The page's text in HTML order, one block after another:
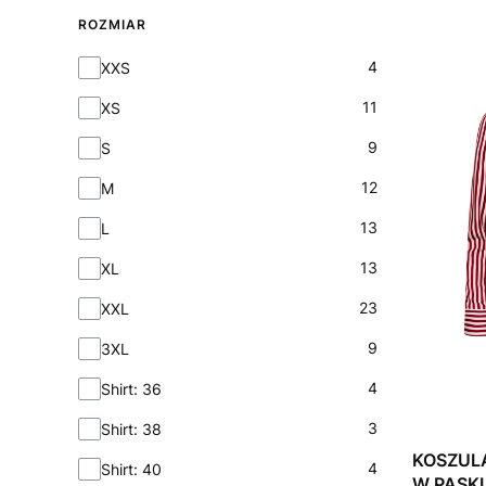
ROZMIAR
Rozmiar
XXS 4
XS 11
S 9
M 12
L 13
XL 13
XXL 23
3XL 9
Shirt: 36 4
Shirt: 38 3
Shirt: 40 4